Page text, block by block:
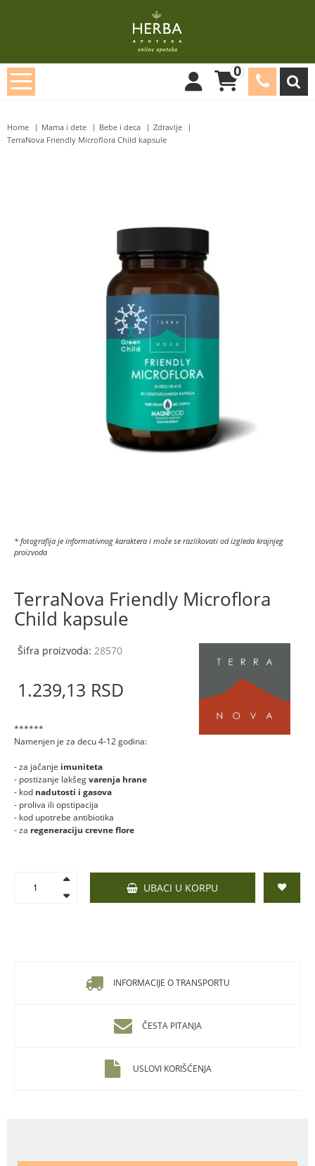
0
Home Mama i dete Bebe i deca
Zdravlje
TerraNova Friendly Microflora Child kapsule
* fotografija je informativnog karaktera i može se razlikovati od izgleda krajnjeg
proizvoda
TerraNova Friendly Microflora
Child kapsule
Šifra proizvoda: 28570
1.239,13 RSD
******
Namenjen je za decu 4-12 godina:
- za jačanje imuniteta
- postizanje lakšegvarenja hrane
- kod nadutosti i gasova
- proliva ili opstipacija
- kod upotrebe antibiotika
- za regeneraciju crevne flore
UBACI U KORPU
INFORMACIJE O TRANSPORTU
ČESTA PITANJA
USLOVI KORIŠĆENJA